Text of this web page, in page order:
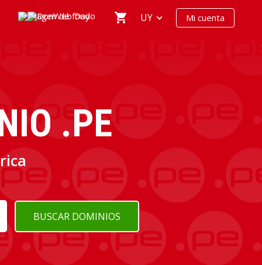
UY Mi cuenta
.PE
BUSCAR DOMINIOS